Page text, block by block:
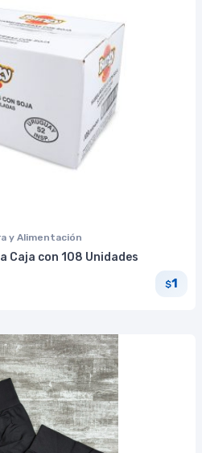
y Alimentación
Caja con 108 Unidades
$1